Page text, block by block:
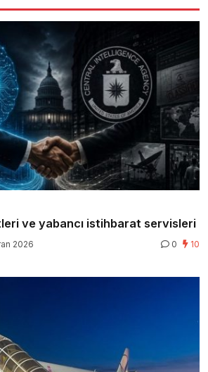
ve yabancı istihbarat servisleri
2026 0 10